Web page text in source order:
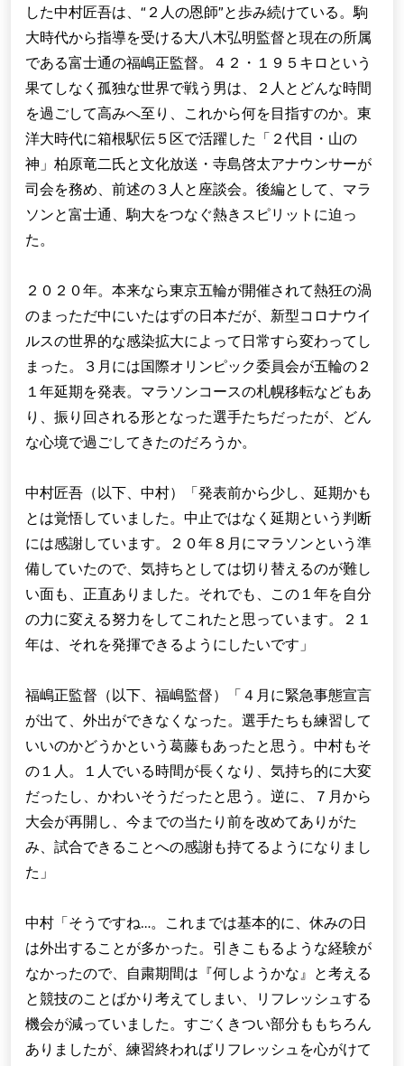
した中村匠吾は、“２人の恩師”と歩み続けている。駒
大時代から指導を受ける大八木弘明監督と現在の所属
である富士通の福嶋正監督。４２・１９５キロという
果てしなく孤独な世界で戦う男は、２人とどんな時間
を過ごして高みへ至り、これから何を目指すのか。東
洋大時代に箱根駅伝５区で活躍した「２代目・山の
神」柏原竜二氏と文化放送・寺島啓太アナウンサーが
司会を務め、前述の３人と座談会。後編として、マラ
ソンと富士通、駒大をつなぐ熱きスピリットに迫っ
た。
２０２０年。本来なら東京五輪が開催されて熱狂の渦
のまっただ中にいたはずの日本だが、新型コロナウイ
ルスの世界的な感染拡大によって日常すら変わってし
まった。３月には国際オリンピック委員会が五輪の２
１年延期を発表。マラソンコースの札幌移転などもあ
り、振り回される形となった選手たちだったが、どん
な心境で過ごしてきたのだろうか。
中村匠吾（以下、中村）「発表前から少し、延期かも
とは覚悟していました。中止ではなく延期という判断
には感謝しています。２０年８月にマラソンという準
備していたので、気持ちとしては切り替えるのが難し
い面も、正直ありました。それでも、この１年を自分
の力に変える努力をしてこれたと思っています。２１
年は、それを発揮できるようにしたいです」
福嶋正監督（以下、福嶋監督）「４月に緊急事態宣言
が出て、外出ができなくなった。選手たちも練習して
いいのかどうかという葛藤もあったと思う。中村もそ
の１人。１人でいる時間が長くなり、気持ち的に大変
だったし、かわいそうだったと思う。逆に、７月から
大会が再開し、今までの当たり前を改めてありがた
み、試合できることへの感謝も持てるようになりまし
た」
中村「そうですね…。これまでは基本的に、休みの日
は外出することが多かった。引きこもるような経験が
なかったので、自粛期間は『何しようかな』と考える
と競技のことばかり考えてしまい、リフレッシュする
機会が減っていました。すごくきつい部分ももちろん
ありましたが、練習終わればリフレッシュを心がけて